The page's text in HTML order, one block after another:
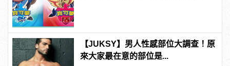
【JUKSY】男人性感部位大調查！原
來大家最在意的部位是...